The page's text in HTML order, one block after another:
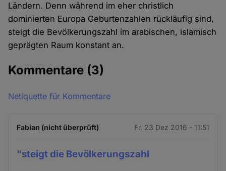
Ländern. Denn während im eher christlich
dominierten Europa Geburtenzahlen rückläufig sind,
steigt die Bevölkerungszahl im arabischen, islamisch
geprägten Raum konstant an.
Kommentare (3)
Netiquette für Kommentare
Fabian (nicht überprüft) Fr. 23 Dez 2016 - 11:51
"steigt die Bevölkerungszahl